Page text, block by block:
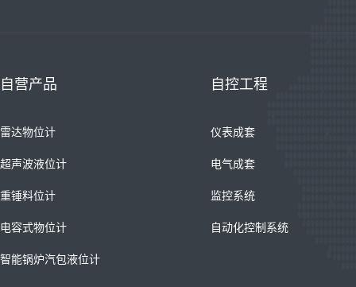
自营产品
雷达物位计
超声波液位计
重锤料位计
电容式物位计
智能锅炉汽包液位计
自控工程
仪表成套
电气成套
监控系统
自动化控制系统